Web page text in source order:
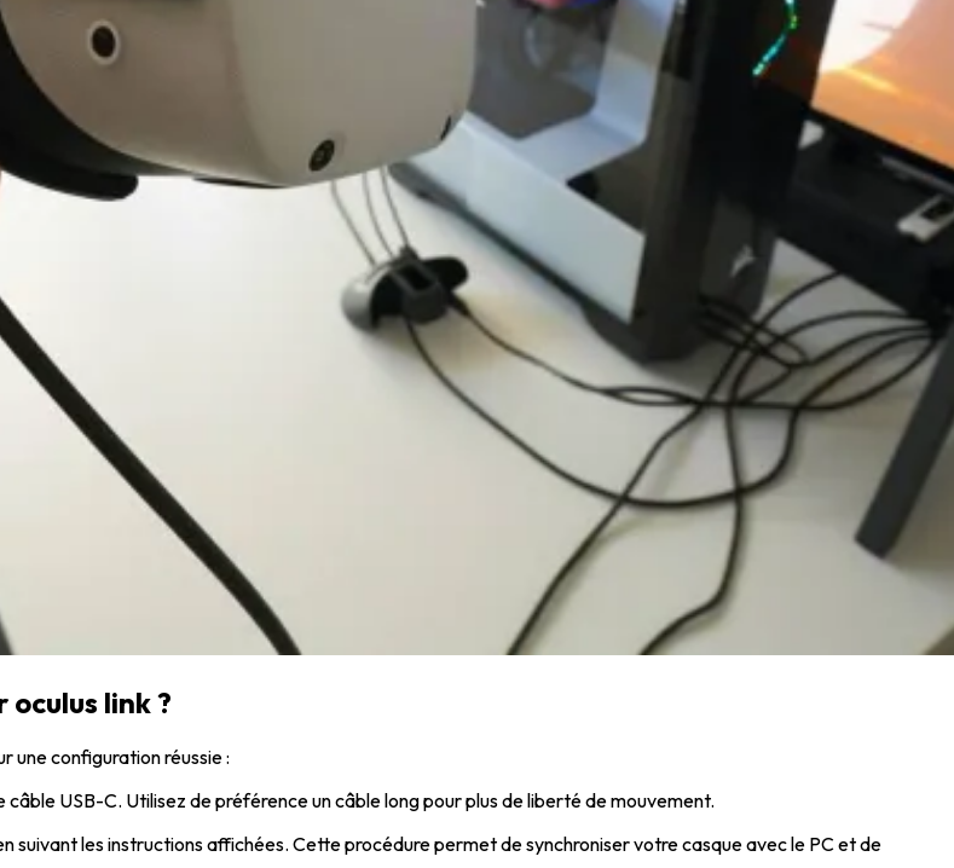
link ?
une configuration réussie :
USB-C. Utilisez de préférence un câble long pour plus de liberté de mouvement.
suivant les instructions affichées. Cette procédure permet de synchroniser votre casque avec le PC et de